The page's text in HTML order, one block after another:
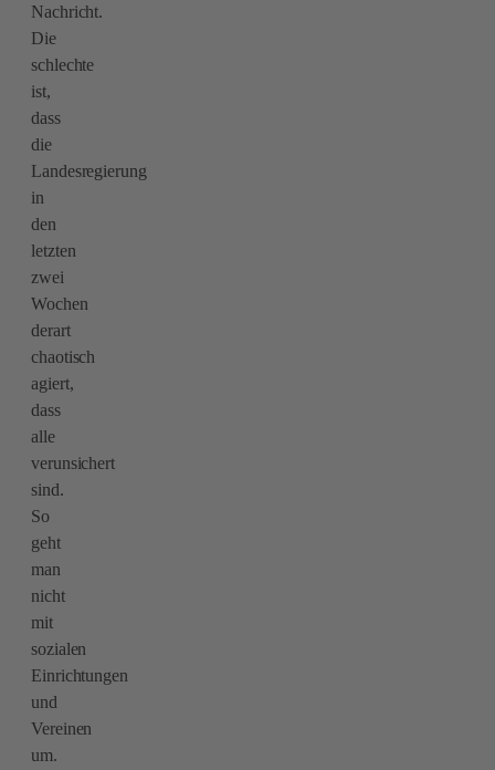
Nachricht.
Die
schlechte
ist,
dass
die
Landesregierung
in
den
letzten
zwei
Wochen
derart
chaotisch
agiert,
dass
alle
verunsichert
sind.
So
geht
man
nicht
mit
sozialen
Einrichtungen
und
Vereinen
um.